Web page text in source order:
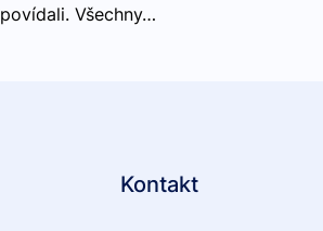
Všechny…
Kontakt